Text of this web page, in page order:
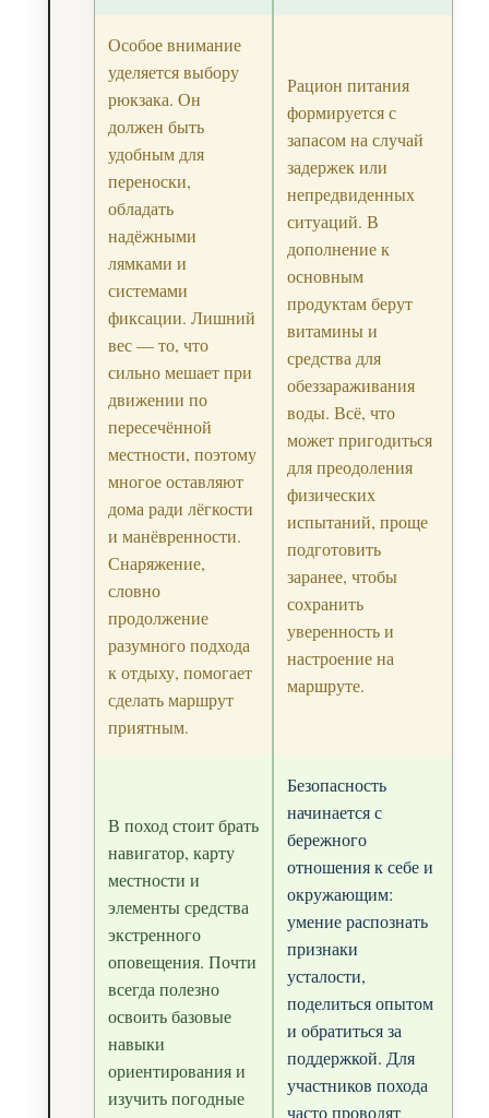
Особое внимание
уделяется выбору
рюкзака. Он
должен быть
удобным для
переноски,
обладать
надёжными
лямками и
системами
фиксации. Лишний
вес — то, что
сильно мешает при
движении по
пересечённой
местности, поэтому
многое оставляют
дома ради лёгкости
и манёвренности.
Снаряжение,
словно
продолжение
разумного подхода
к отдыху, помогает
сделать маршрут
приятным.
Рацион питания
формируется с
запасом на случай
задержек или
непредвиденных
ситуаций. В
дополнение к
основным
продуктам берут
витамины и
средства для
обеззараживания
воды. Всё, что
может пригодиться
для преодоления
физических
испытаний, проще
подготовить
заранее, чтобы
сохранить
уверенность и
настроение на
маршруте.
В поход стоит брать
навигатор, карту
местности и
элементы средства
экстренного
оповещения. Почти
всегда полезно
освоить базовые
навыки
ориентирования и
изучить погодные
Безопасность
начинается с
бережного
отношения к себе и
окружающим:
умение распознать
признаки
усталости,
поделиться опытом
и обратиться за
поддержкой. Для
участников похода
часто проводят